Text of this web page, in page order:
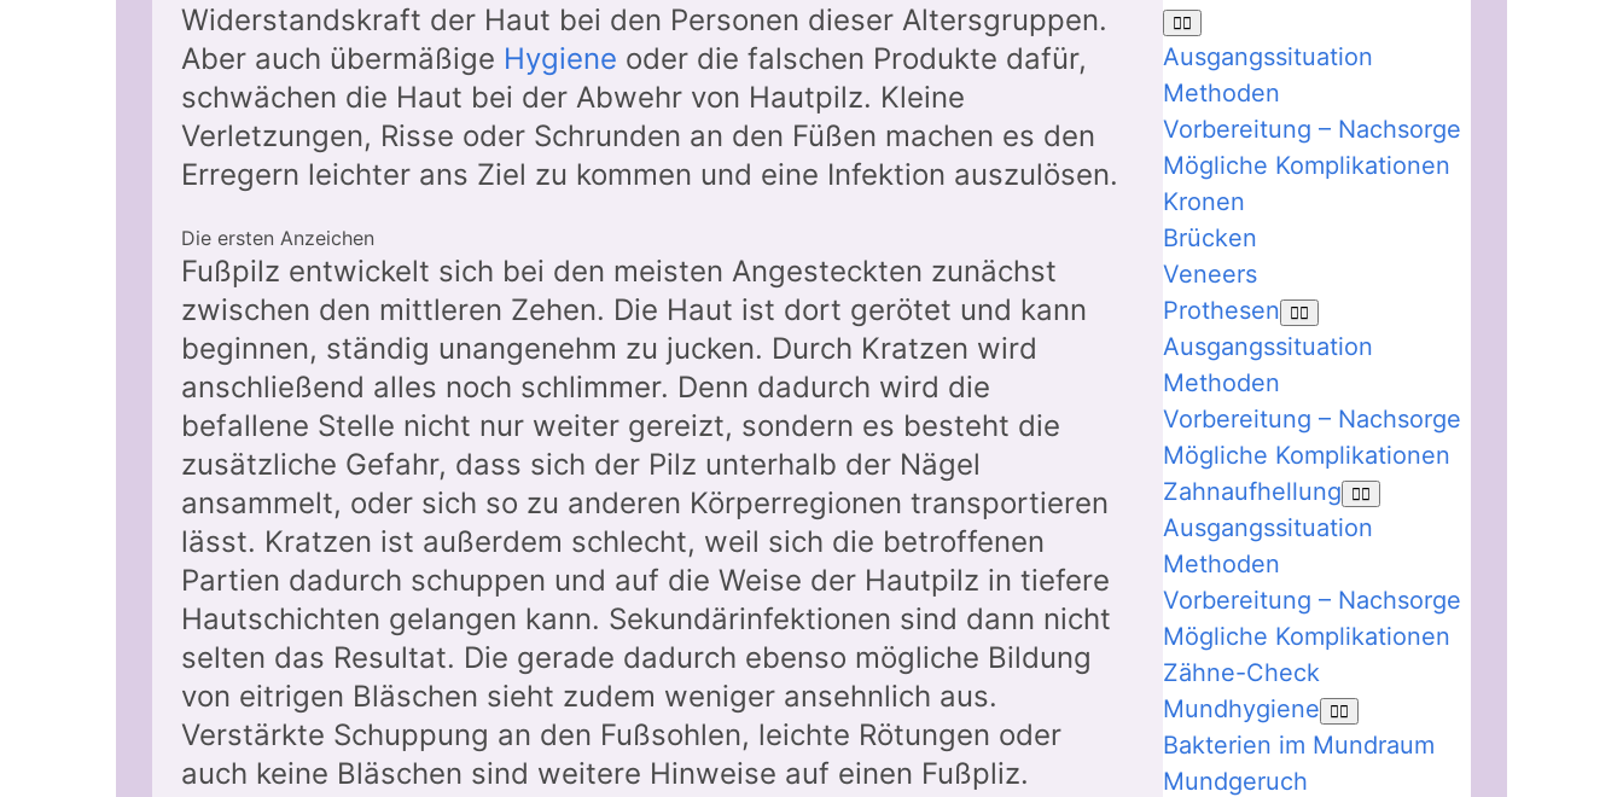
Widerstandskraft der Haut bei den Personen dieser Altersgruppen.
Aber auch übermäßige Hygiene oder die falschen Produkte dafür,
schwächen die Haut bei der Abwehr von Hautpilz. Kleine
Verletzungen, Risse oder Schrunden an den Füßen machen es den
Erregern leichter ans Ziel zu kommen und eine Infektion auszulösen.
Die ersten Anzeichen
Fußpilz entwickelt sich bei den meisten Angesteckten zunächst
zwischen den mittleren Zehen. Die Haut ist dort gerötet und kann
beginnen, ständig unangenehm zu jucken. Durch Kratzen wird
anschließend alles noch schlimmer. Denn dadurch wird die
befallene Stelle nicht nur weiter gereizt, sondern es besteht die
zusätzliche Gefahr, dass sich der Pilz unterhalb der Nägel
ansammelt, oder sich so zu anderen Körperregionen transportieren
lässt. Kratzen ist außerdem schlecht, weil sich die betroffenen
Partien dadurch schuppen und auf die Weise der Hautpilz in tiefere
Hautschichten gelangen kann. Sekundärinfektionen sind dann nicht
selten das Resultat. Die gerade dadurch ebenso mögliche Bildung
von eitrigen Bläschen sieht zudem weniger ansehnlich aus.
Verstärkte Schuppung an den Fußsohlen, leichte Rötungen oder
auch keine Bläschen sind weitere Hinweise auf einen Fußpliz.
Ausgangssituation
Methoden
Vorbereitung – Nachsorge
Mögliche Komplikationen
Kronen
Brücken
Veneers
Prothesen
Ausgangssituation
Methoden
Vorbereitung – Nachsorge
Mögliche Komplikationen
Zahnaufhellung
Ausgangssituation
Methoden
Vorbereitung – Nachsorge
Mögliche Komplikationen
Zähne-Check
Mundhygiene
Bakterien im Mundraum
Mundgeruch